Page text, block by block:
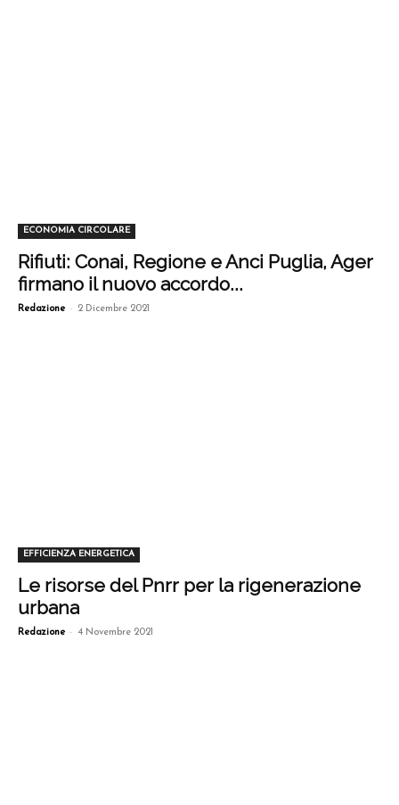
ECONOMIA CIRCOLARE
Rifiuti: Conai, Regione e Anci Puglia, Ager
firmano il nuovo accordo...
Redazione - 2 Dicembre 2021
EFFICIENZA ENERGETICA
Le risorse del Pnrr per la rigenerazione
urbana
Redazione - 4 Novembre 2021